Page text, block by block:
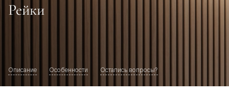
Рейки
Описание Особенности Остались вопросы?